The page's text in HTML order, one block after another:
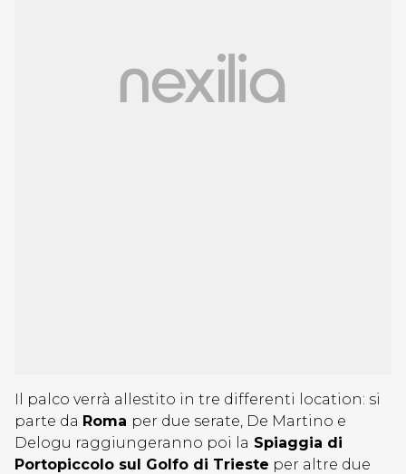
Il palco verrà allestito in tre differenti location: si
parte da Roma per due serate, De Martino e
Delogu raggiungeranno poi la Spiaggia di
Portopiccolo sul Golfo di Trieste per altre due